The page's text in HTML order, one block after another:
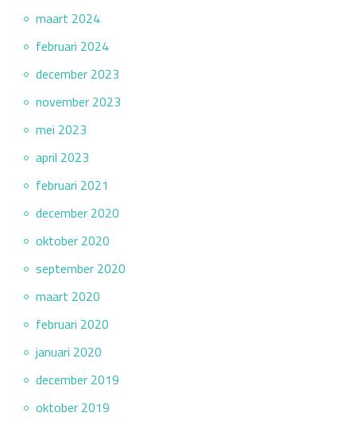
maart 2024
februari 2024
december 2023
november 2023
mei 2023
april 2023
februari 2021
december 2020
oktober 2020
september 2020
maart 2020
februari 2020
januari 2020
december 2019
oktober 2019